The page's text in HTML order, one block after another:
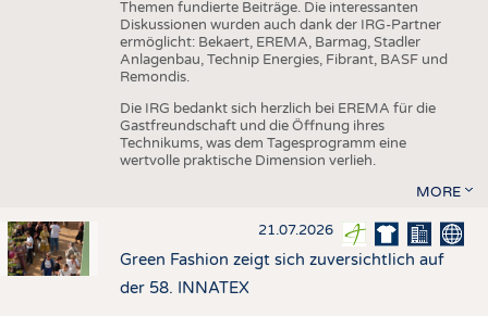
Themen fundierte Beiträge. Die interessanten
Diskussionen wurden auch dank der IRG-Partner
ermöglicht: Bekaert, EREMA, Barmag, Stadler
Anlagenbau, Technip Energies, Fibrant, BASF und
Remondis.
Die IRG bedankt sich herzlich bei EREMA für die
Gastfreundschaft und die Öffnung ihres
Technikums, was dem Tagesprogramm eine
wertvolle praktische Dimension verlieh.
MORE
21.07.2026
Green Fashion zeigt sich zuversichtlich auf
der 58. INNATEX